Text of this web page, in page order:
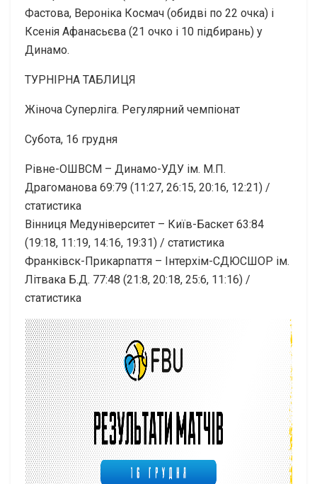
Фастова, Вероніка Космач (обидві по 22 очка) і
Ксенія Афанасьєва (21 очко і 10 підбирань) у
Динамо.
ТУРНІРНА ТАБЛИЦЯ
Жіноча Суперліга. Регулярний чемпіонат
Субота, 16 грудня
Рівне-ОШВСМ – Динамо-УДУ ім. М.П.
Драгоманова 69:79 (11:27, 26:15, 20:16, 12:21) /
статистика
Вінниця Медуніверситет – Київ-Баскет 63:84
(19:18, 11:19, 14:16, 19:31) / статистика
Франківск-Прикарпаття – Інтерхім-СДЮСШОР ім.
Літвака Б.Д. 77:48 (21:8, 20:18, 25:6, 11:16) /
статистика